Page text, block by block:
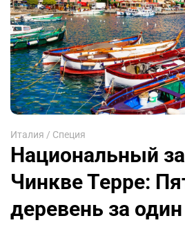
Италия / Специя
Национальный
Чинкве Терре:
деревень за